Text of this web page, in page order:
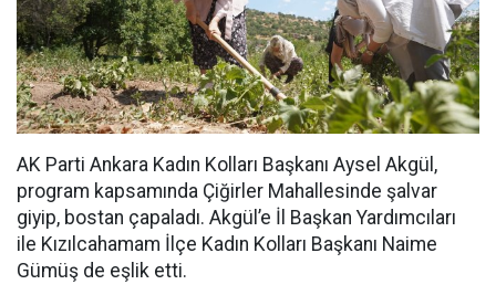
AK Parti Ankara Kadın Kolları Başkanı Aysel Akgül,
program kapsamında Çiğirler Mahallesinde şalvar
giyip, bostan çapaladı. Akgül’e İl Başkan Yardımcıları
ile Kızılcahamam İlçe Kadın Kolları Başkanı Naime
Gümüş de eşlik etti.